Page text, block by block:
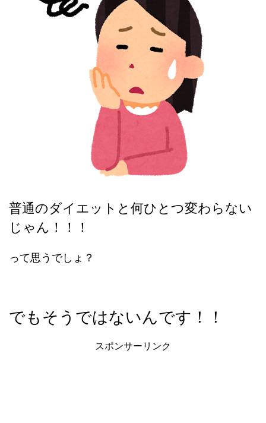
普通のダイエットと何ひとつ変わらない
じゃん！！！
って思うでしょ？
でもそうではないんです！！
スポンサーリンク